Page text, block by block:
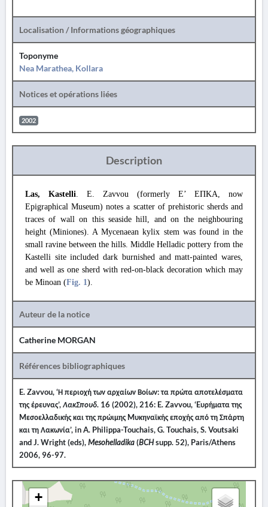
Localisation / Informations géographiques
Toponyme
Nea Marathea, Kollara
Notices et opérations liées
2002
Description
Las, Kastelli. E. Zavvou (formerly Ε’ ΕΠΚΑ, now
Epigraphical Museum) notes a scatter of prehistoric sherds and
traces of wall on this seaside hill, and on the neighbouring
height (Miniones). A Mycenaean kylix stem was found in the
small ravine between the hills. Middle Helladic pottery from the
Kastelli site included dark burnished and matt-painted wares,
and well as one sherd with red-on-black decoration which may
be Minoan (Fig. 1).
Auteur de la notice
Catherine MORGAN
Références bibliographiques
E.Zavvou, ‘Η περιοχή των αρχαίων Βοίων: τα πρώτα αποτελέσματα
της έρευνας’,ΛακΣπουδ. 16 (2002), 216: E. Zavvou, ‘Eυρήματατης
Mεσοελλαδικήςκαιτηςπρώιμης MυκηναϊκήςεποχήςαπότηΣπάρτη
καιτηΛακωνία’, in A. Philippa-Touchais, G. Touchais, S. Voutsaki
and J. Wright (eds),Mesohelladika(BCHsupp. 52), Paris/Athens
2006,96-97.
+